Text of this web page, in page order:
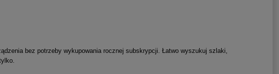
bez potrzeby wykupowania rocznej subskrypcji. Łatwo wyszukuj szlaki,